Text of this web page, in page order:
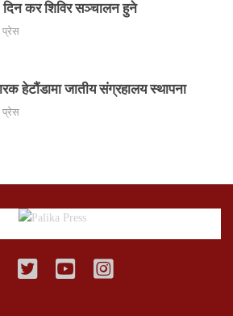
दिन कर शिविर सञ्चालन हुने
प्रेस
हेटौंडामा जातीय संग्रहालय स्थापना
प्रेस